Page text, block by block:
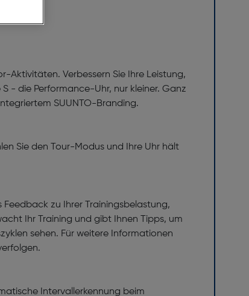
Aktivitäten. Verbessern Sie Ihre Leistung,
- die Performance-Uhr, nur kleiner. Ganz
SUUNTO-Branding.
Sie den Tour-Modus und Ihre Uhr hält
Feedback zu Ihrer Trainingsbelastung,
Ihr Training und gibt Ihnen Tipps, um
sehen. Für weitere Informationen
Intervallerkennung beim